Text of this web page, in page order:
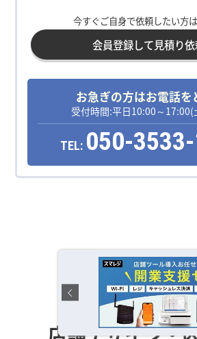
今すぐご自身で依頼したい方
会員登録して見積り
お急ぎの方はお電話を
受付時間:平日10:00～17:00(
TEL: 050-
運営おすす